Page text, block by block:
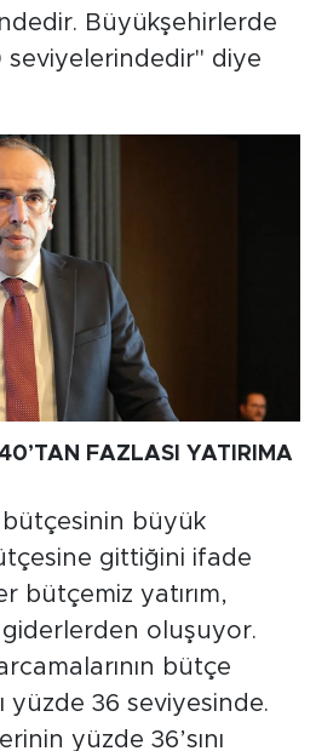
Büyükşehirlerde
diye
FAZLASI YATIRIMA
büyük
gittiğini ifade
bütçemiz yatırım,
oluşuyor.
bütçe
yüzde 36 seviyesinde.
yüzde 36’sını